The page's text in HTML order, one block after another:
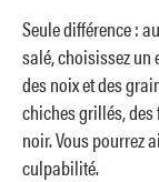
Seule différence :
salé, choisissez un
des noix et des
chiches grillés,
noir. Vous pourrez
culpabilité.